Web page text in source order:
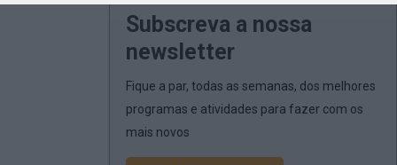
Subscreva a nossa
newsletter
Fique a par, todas as semanas, dos melhores
programas e atividades para fazer com os
mais novos